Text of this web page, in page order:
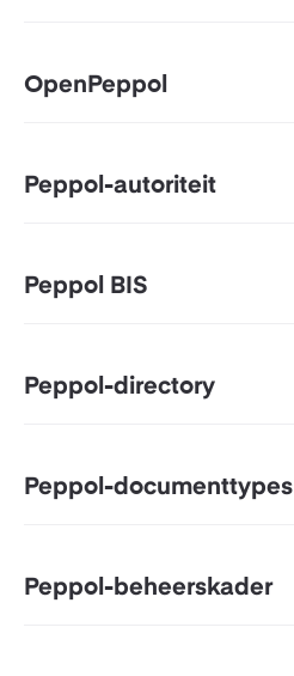
OpenPeppol
Peppol-autoriteit
Peppol BIS
Peppol-directory
Peppol-documenttypes
Peppol-beheerskader